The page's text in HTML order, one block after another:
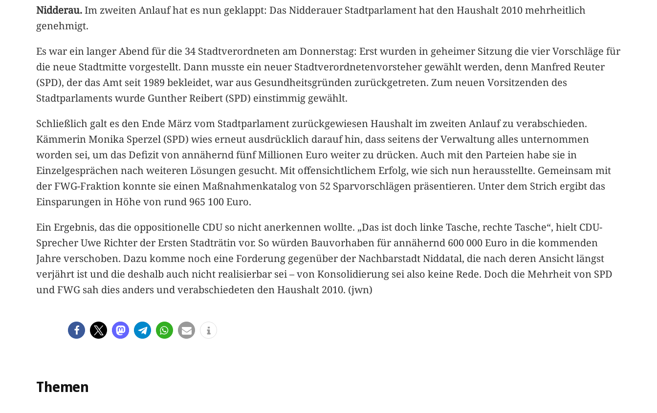
Nidderau.Im zweiten Anlauf hat es nun geklappt: Das Nidderauer Stadtparlament hat den Haushalt 2010 mehrheitlich
genehmigt.
Es war ein langer Abend für die 34 Stadtverordneten am Donnerstag: Erst wurden in geheimer Sitzung die vier Vorschläge für
die neue Stadtmitte vorgestellt. Dann musste ein neuer Stadtverordnetenvorsteher gewählt werden, denn Manfred Reuter
(SPD), der das Amt seit 1989 bekleidet, war aus Gesundheitsgründen zurückgetreten. Zum neuen Vorsitzenden des
Stadtparlaments wurde Gunther Reibert (SPD) einstimmig gewählt.
Schließlich galt es den Ende März vom Stadtparlament zurückgewiesen Haushalt im zweiten Anlauf zu verabschieden.
Kämmerin Monika Sperzel (SPD) wies erneut ausdrücklich darauf hin, dass seitens der Verwaltung alles unternommen
worden sei, um das Defizit von annähernd fünf Millionen Euro weiter zu drücken. Auch mit den Parteien habe sie in
Einzelgesprächen nach weiteren Lösungen gesucht. Mit offensichtlichem Erfolg, wie sich nun herausstellte. Gemeinsam mit
der FWG-Fraktion konnte sie einen Maßnahmenkatalog von 52 Sparvorschlägen präsentieren. Unter dem Strich ergibt das
Einsparungen in Höhe von rund 965 100 Euro.
Ein Ergebnis, das die oppositionelle CDU so nicht anerkennen wollte. „Das ist doch linke Tasche, rechte Tasche“, hielt CDU-
Sprecher Uwe Richter der Ersten Stadträtin vor. So würden Bauvorhaben für annähernd 600 000 Euro in die kommenden
Jahre verschoben. Dazu komme noch eine Forderung gegenüber der Nachbarstadt Niddatal, die nach deren Ansicht längst
verjährt ist und die deshalb auch nicht realisierbar sei – von Konsolidierung sei also keine Rede. Doch die Mehrheit von SPD
und FWG sah dies anders und verabschiedeten den Haushalt 2010. (jwn)
Themen